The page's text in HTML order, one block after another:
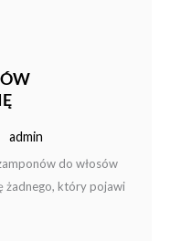
admin
do włosów
żadnego, który pojawi